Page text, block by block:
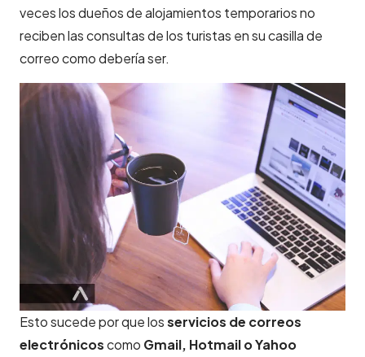
veces los dueños de alojamientos temporarios no
reciben las consultas de los turistas en su casilla de
correo como debería ser.
Esto sucede por que losservicios de correos
electrónicoscomo Gmail, Hotmail o Yahoo